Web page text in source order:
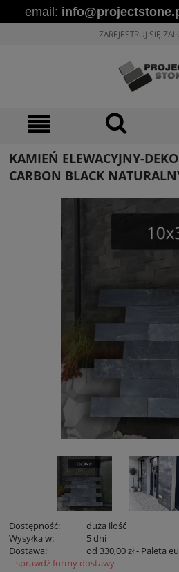
email:
ZAREJESTRUJ SIĘ
KAMIEŃ ELEWACYJNY-
CARBON BLACK
Dostępność:
duża ilość
Wysyłka w:
5 dni
Dostawa:
od 330,00 zł- Paleta
Cena nie zawiera ewentualnych
sprawdź formy dostawy